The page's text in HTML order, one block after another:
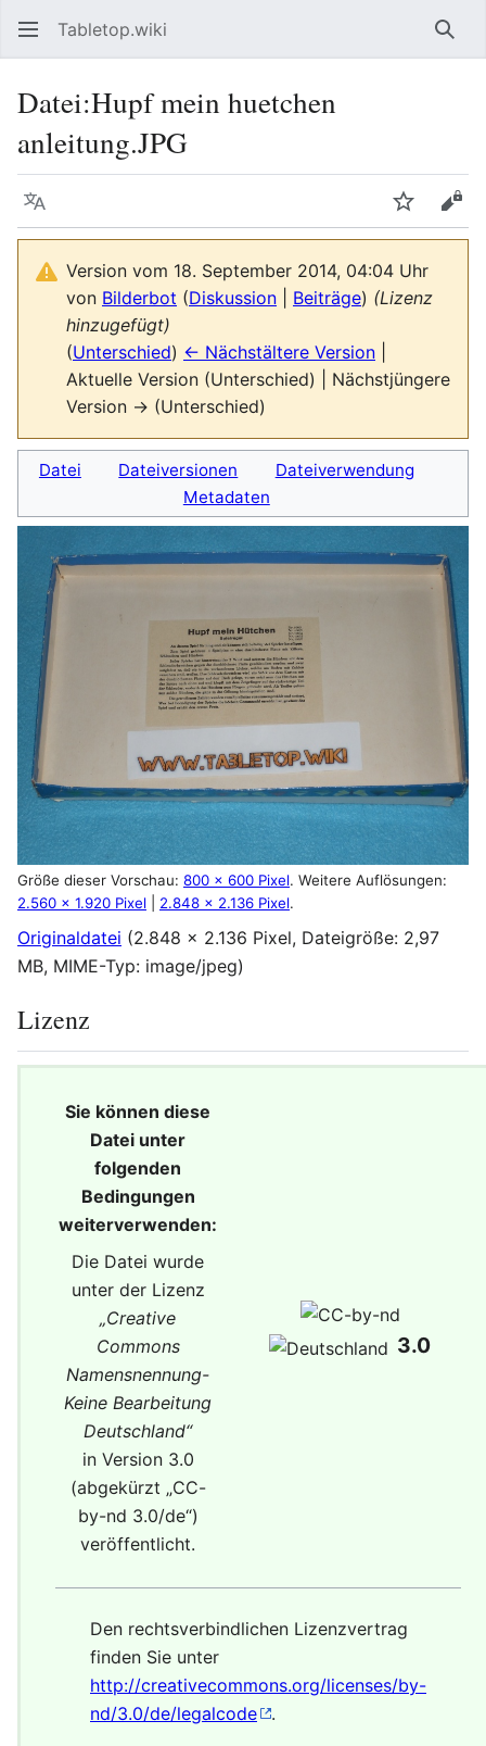
Tabletop.wiki
Datei:Hupf mein huetchen
anleitung.JPG
Sprache
Version vom 18. September 2014, 04:04 Uhr
von Bilderbot (Diskussion Beiträge) (Lizenz
hinzugefügt)
(Unterschied) ← Nächstältere Version
Aktuelle Version (Unterschied) | Nächstjüngere
Version → (Unterschied)
Datei Dateiversionen
Dateiverwendung
Metadaten
Größe dieser Vorschau: 800 × 600 Pixel. Weitere Auflösungen:
2.560 × 1.920 Pixel
2.848 × 2.136 Pixel.
Originaldatei (2.848 × 2.136 Pixel, Dateigröße: 2,97
MB, MIME-Typ: image/jpeg)
Lizenz
Sie können diese
Datei unter
folgenden
Bedingungen
weiterverwenden:
Die Datei wurde
unter der Lizenz
„Creative
Commons
Namensnennung-
Keine Bearbeitung
Deutschland“
in Version 3.0
(abgekürzt „CC-
by-nd 3.0/de“)
veröffentlicht.
3.0
Den rechtsverbindlichen Lizenzvertrag
finden Sie unter
http://creativecommons.org/licenses/by-
nd/3.0/de/legalcode
.